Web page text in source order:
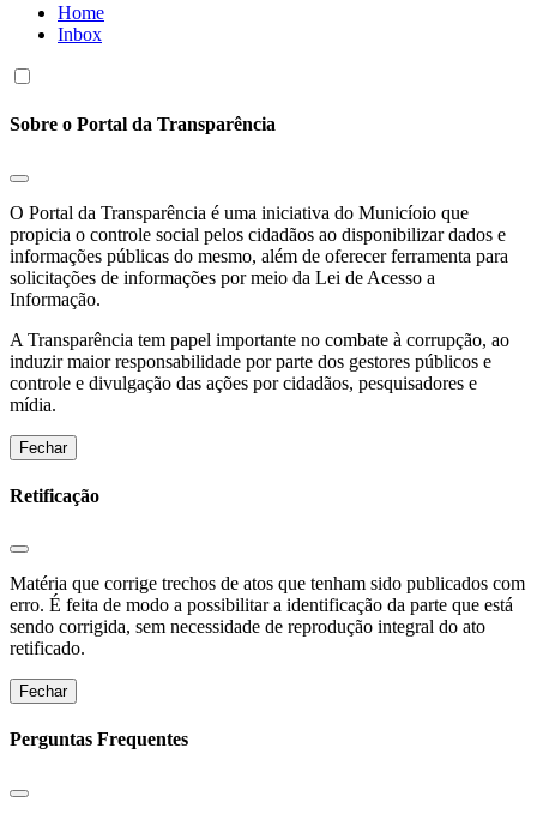
Home
Inbox
Sobre o Portal da Transparência
O Portal da Transparência é uma iniciativa do Municíoio que
propicia o controle social pelos cidadãos ao disponibilizar dados e
informações públicas do mesmo, além de oferecer ferramenta para
solicitações de informações por meio da Lei de Acesso a
Informação.
A Transparência tem papel importante no combate à corrupção, ao
induzir maior responsabilidade por parte dos gestores públicos e
controle e divulgação das ações por cidadãos, pesquisadores e
mídia.
Fechar
Retificação
Matéria que corrige trechos de atos que tenham sido publicados com
erro. É feita de modo a possibilitar a identificação da parte que está
sendo corrigida, sem necessidade de reprodução integral do ato
retificado.
Fechar
Perguntas Frequentes